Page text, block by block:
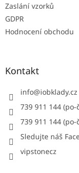
Zaslání vzorků
GDPR
Hodnocení obchodu
Kontakt
info@iobklady.cz
739 911 144
739 911 144
Sledujte náš
vipstonecz